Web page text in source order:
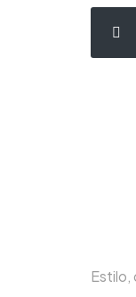
Estilo,